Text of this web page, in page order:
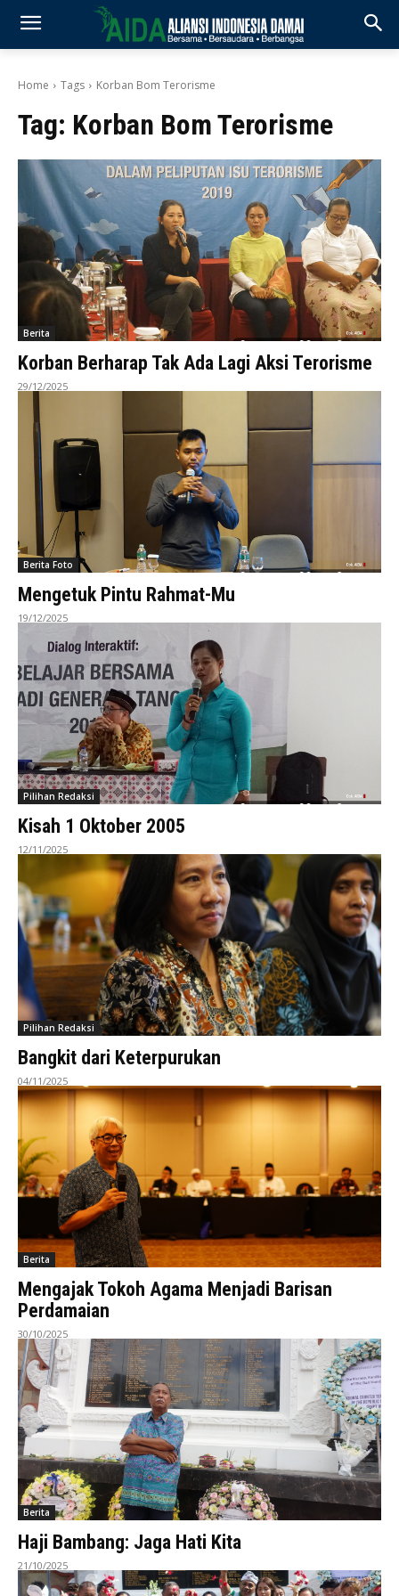
Home Tags Korban Bom Terorisme
Tag: Korban Bom Terorisme
Berita
Korban Berharap Tak Ada Lagi Aksi Terorisme
29/12/2025
Berita Foto
Mengetuk Pintu Rahmat-Mu
19/12/2025
Pilihan Redaksi
Kisah 1 Oktober 2005
12/11/2025
Pilihan Redaksi
Bangkit dari Keterpurukan
04/11/2025
Berita
Mengajak Tokoh Agama Menjadi Barisan
Perdamaian
30/10/2025
Berita
Haji Bambang: Jaga Hati Kita
21/10/2025